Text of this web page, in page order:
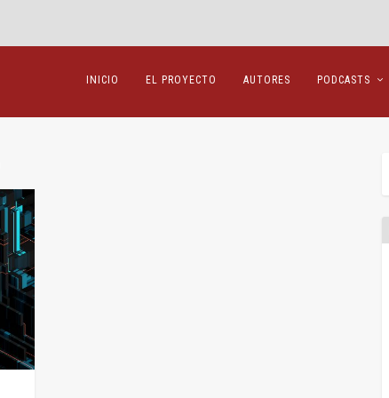
INICIO EL PROYECTO AUTORES PODCASTS